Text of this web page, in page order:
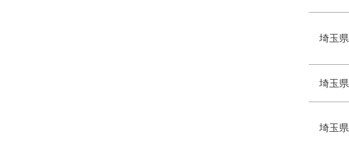
埼玉県
埼玉県
埼玉県